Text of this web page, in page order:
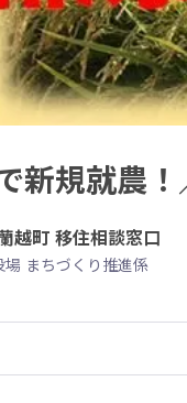
新規就農
越町 移住相談窓口
場 まちづくり推進係